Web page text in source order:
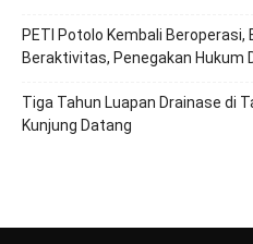
PETI Potolo Kembali
Beraktivitas, Penegakan Hukum
Tiga Tahun Luapan Drainase di
Kunjung Datang